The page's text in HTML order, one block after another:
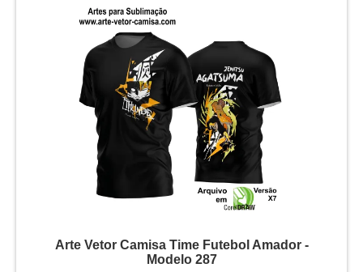
Arte Vetor Camisa Time Futebol Amador -
Modelo 287